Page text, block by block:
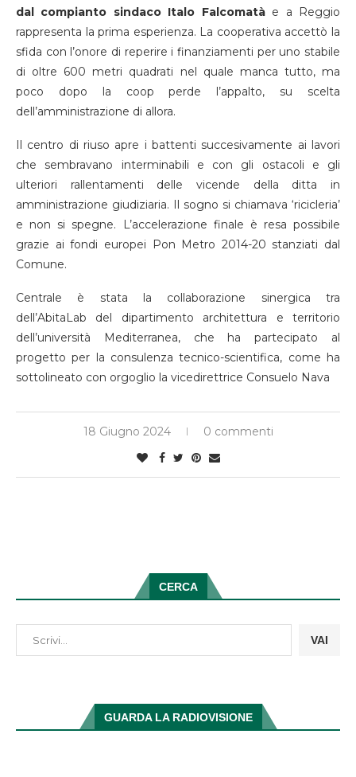
dal compianto sindaco Italo Falcomatàe a Reggio
rappresenta la prima esperienza. La cooperativa accettò la
sfida con l’onore di reperire i finanziamenti per uno stabile
di oltre 600 metri quadrati nel quale manca tutto, ma
poco dopo la coop perde l’appalto, su scelta
dell’amministrazione di allora.
Il centro di riuso apre i battenti succesivamente ai lavori
che sembravano interminabili e con gli ostacoli e gli
ulteriori rallentamenti delle vicende della ditta in
amministrazione giudiziaria. Il sogno si chiamava ‘ricicleria’
e non si spegne. L’accelerazione finale è resa possibile
grazie ai fondi europei Pon Metro 2014-20 stanziati dal
Comune.
Centrale è stata la collaborazione sinergica tra
dell’AbitaLab del dipartimento architettura e territorio
dell’università Mediterranea, che ha partecipato al
progetto per la consulenza tecnico-scientifica, come ha
sottolineato con orgoglio la vicedirettrice Consuelo Nava
18 Giugno 2024 0 commenti
CERCA
VAI
GUARDA LA RADIOVISIONE